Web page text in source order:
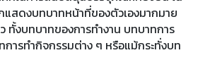
สดงบทบาทหน้าที่ของตัวเองมากมาย
ทั้งบทบาทของการทำงาน บทบาทการ
ารทำกิจกรรมต่าง ๆ หรือแม้กระทั่งบท